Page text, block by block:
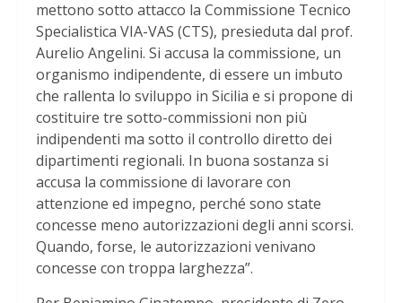
mettono sotto attacco la Commissione Tecnico
Specialistica VIA-VAS (CTS), presieduta dal prof.
Aurelio Angelini. Si accusa la commissione, un
organismo indipendente, di essere un imbuto
che rallenta lo sviluppo in Sicilia e si propone di
costituire tre sotto-commissioni non più
indipendenti ma sotto il controllo diretto dei
dipartimenti regionali. In buona sostanza si
accusa la commissione di lavorare con
attenzione ed impegno, perché sono state
concesse meno autorizzazioni degli anni scorsi.
Quando, forse, le autorizzazioni venivano
concesse con troppa larghezza”.